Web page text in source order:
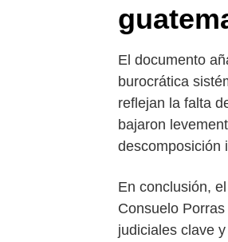
El documento
burocrática
reflejan la falta
bajaron
descomposición
En conclusión,
Consuelo Porras
judiciales clave